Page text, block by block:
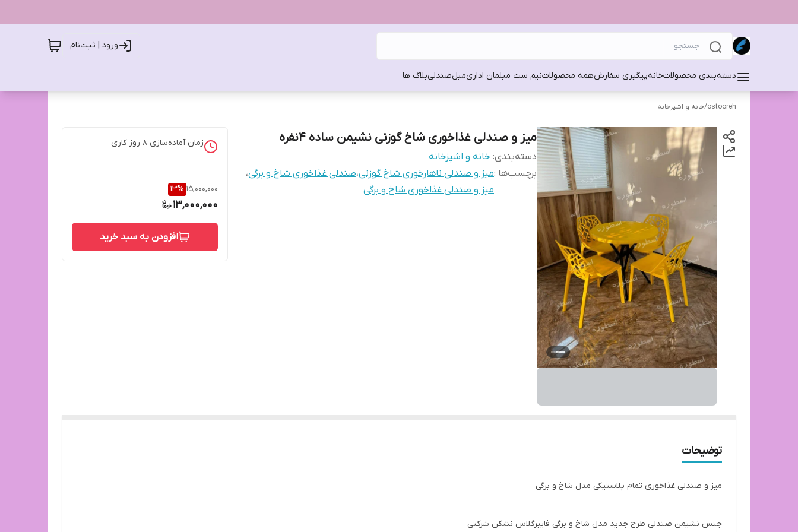
ورود | ثبت‌نام
دسته‌بندی محصولاتخانهپیگیری سفارشهمه محصولاتنیم ست مبلمان اداریمبلصندلیبلاگ ها
ostooreh
/خانه و اشپزخانه
میز و صندلی غذاخوری شاخ گوزنی نشیمن ساده 4نفره
دسته‌بندی: خانه و اشپزخانه
برچسب‌ها :میز و صندلی ناهارخوری شاخ گوزنی،صندلی غذاخوری شاخ و برگی،
میز و صندلی غذاخوری شاخ و برگی
زمان آماده‌سازی 8 روز کاری
15,000,000
13%
13,000,000
افزودن به سبد خرید
توضیحات
میز و صندلی غذاخوری تمام پلاستیکی مدل شاخ و برگی
جنس نشیمن صندلی طرح جدید مدل شاخ و برگی فایبرگلاس نشکن شرکتی